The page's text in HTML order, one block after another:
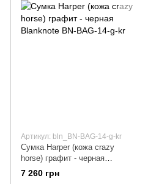
Артикул: bln_BN-BAG-14-g-kr
Сумка Harper (кожа crazy
horse) графит - черная
Blanknote BN-BAG-14-g-kr
7 260 грн